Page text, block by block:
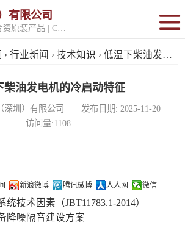
有限公司
› 行业新闻 › 技术知识 › 低温下柴油发电机的冷启动特征
柴油发电机的冷启动特征
（深圳）有限公司 发布日期: 2025-11-20
访问量:1108
新浪微博 腾讯微博 人人网 微信
统技术因素（JBT11783.1-2014）
降噪隔音建设方案